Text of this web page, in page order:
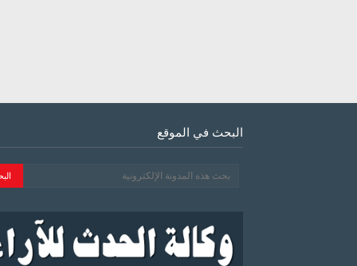
البحث في الموقع